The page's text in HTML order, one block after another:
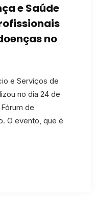
e Saúde
no
e Serviços de
no dia 24 de
de
O evento, que é